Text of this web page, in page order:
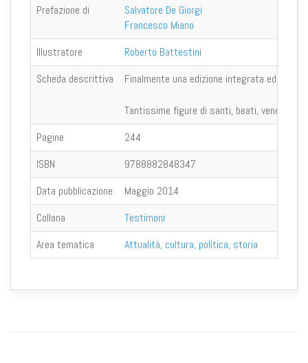
Prefazione di
Salvatore De Giorgi
Francesco Miano
Illustratore
Roberto Battestini
Scheda descrittiva
Finalmente una edizione integrata ed
Tantissime figure di santi, beati, venerabili,
Pagine
244
ISBN
9788882848347
Data pubblicazione
Maggio 2014
Collana
Testimoni
Area tematica
Attualità, cultura, politica, storia